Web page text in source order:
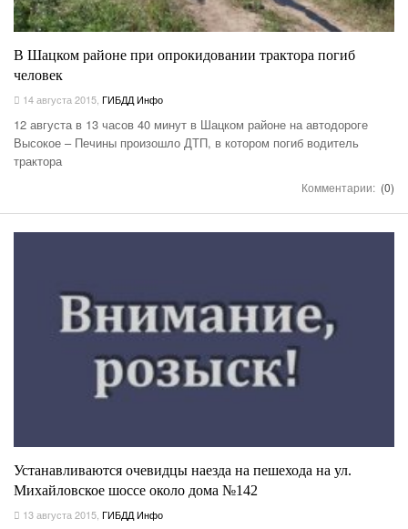
В Шацком районе при опрокидовании трактора погиб
человек
14 августа 2015, ГИБДД Инфо
12 августа в 13 часов 40 минут в Шацком районе на автодороге
Высокое – Печины произошло ДТП, в котором погиб водитель
трактора
Комментарии: (0)
Устанавливаются очевидцы наезда на пешехода на ул.
Михайловское шоссе около дома №142
13 августа 2015 ГИБДД Инфо